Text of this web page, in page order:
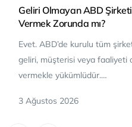
Geliri Olmayan ABD
Vermek Zorunda mı?
Evet. ABD’de kurulu tüm
geliri, müşterisi veya faaliyeti
vermekle yükümlüdür.…
3 Ağustos 2026